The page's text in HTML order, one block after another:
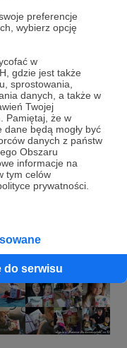
preferencje
wybierz opcję
w
gdzie jest także
sprostowania,
danych, a także w
Twojej
Pamiętaj, że w
będą mogły być
danych z państw
Obszaru
informacje na
tym celów
prywatności.
do serwisu
dorastały w
Aby były
o sobie, miały
i stawania się
co wybiorą,
to konstruowanie
dziewczynki
stereotypami,
i pokazujemy